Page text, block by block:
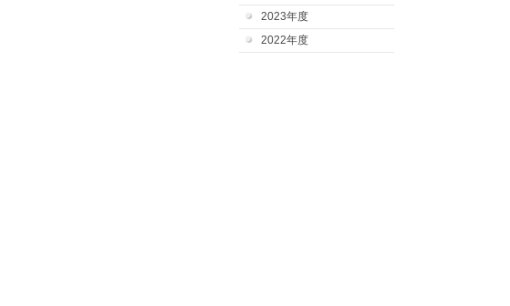
2023年度
2022年度